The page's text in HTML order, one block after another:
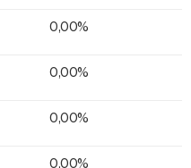
0,00%
0,00%
0,00%
0,00%